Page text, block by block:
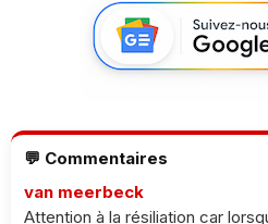
💬 Commentaires
van meerbeck
Attention à la résiliation car